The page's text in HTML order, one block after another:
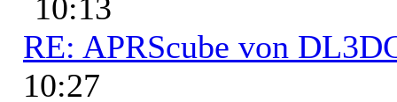
10:13
RE: APRScube von
10:27